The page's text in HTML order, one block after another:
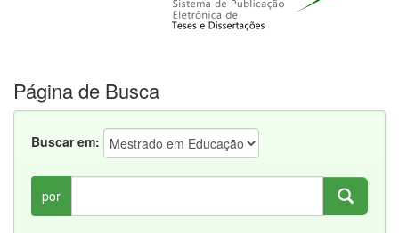
Página de Busca
Buscar em:
por